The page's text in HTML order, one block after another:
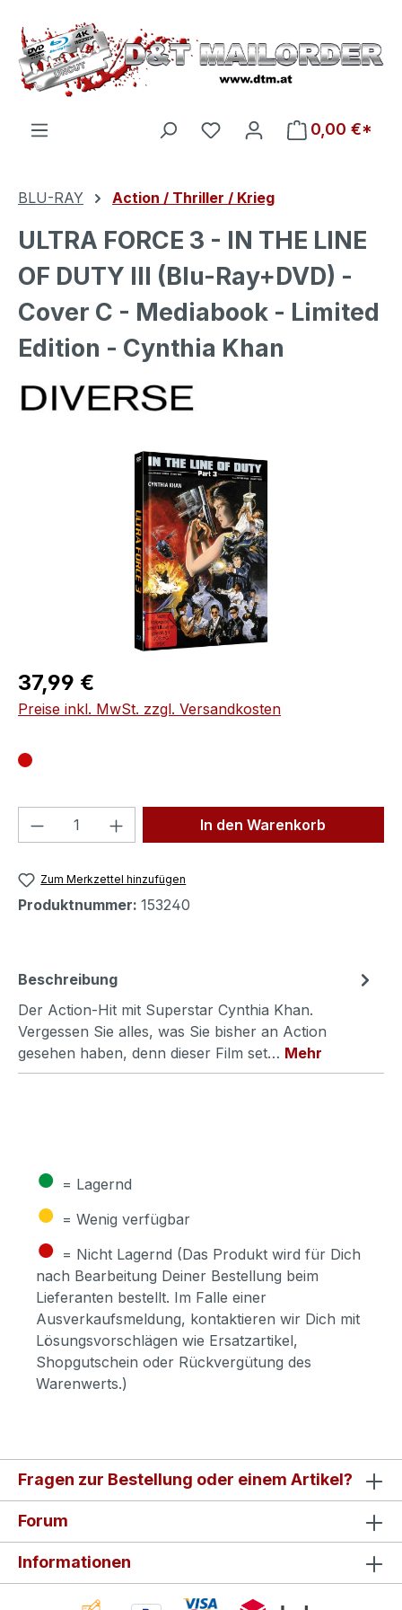
Zum Hauptinhalt springen
Du hast 0 Produkte auf
0,00 €*
BLU-RAY Action / Thriller / Krieg
ULTRA FORCE 3 - IN THE LINE
OF DUTY III (Blu-Ray+DVD) -
Cover C - Mediabook - Limited
Edition - Cynthia Khan
Bildergalerie überspringen
Regulärer Preis:
37,99 €
Preise inkl. MwSt. zzgl. Versandkosten
Produkt Anzahl: Gib denIn den Warenkorb
Zum Merkzettel hinzufügen
Produktnummer: 153240
Beschreibung
Der Action-Hit mit Superstar Cynthia Khan.
Vergessen Sie alles, was Sie bisher an Action
gesehen haben, denn dieser Film set… Mehr
● = Lagernd
● = Wenig verfügbar
● = Nicht Lagernd (Das Produkt wird für Dich
nach Bearbeitung Deiner Bestellung beim
Lieferanten bestellt. Im Falle einer
Ausverkaufsmeldung, kontaktieren wir Dich mit
Lösungsvorschlägen wie Ersatzartikel,
Shopgutschein oder Rückvergütung des
Warenwerts.)
Fragen zur Bestellung oder einem Artikel?
Forum
Informationen